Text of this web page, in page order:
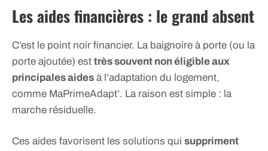
Les aides financières : le grand absent
C’est le point noir financier. La baignoire à porte (ou la
porte ajoutée) est très souvent non éligible aux
principales aides à l’adaptation du logement,
comme MaPrimeAdapt’. La raison est simple : la
marche résiduelle.
Ces aides favorisent les solutions qui suppriment